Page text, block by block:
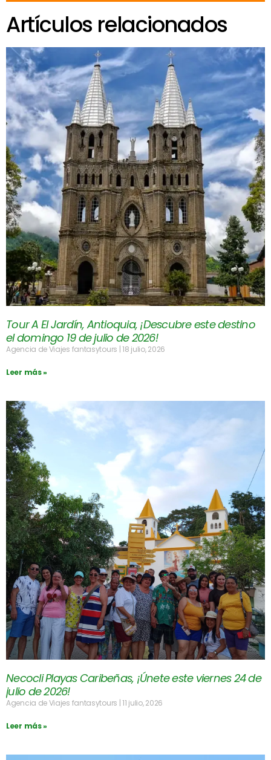
Artículos relacionados
Tour A El Jardín, Antioquia, ¡Descubre este destino
el domingo 19 de julio de 2026!
Agencia de Viajes fantasytours 18 julio, 2026
Leer más »
Necocli Playas Caribeñas, ¡Únete este viernes 24 de
julio de 2026!
Agencia de Viajes fantasytours 11 julio, 2026
Leer más »